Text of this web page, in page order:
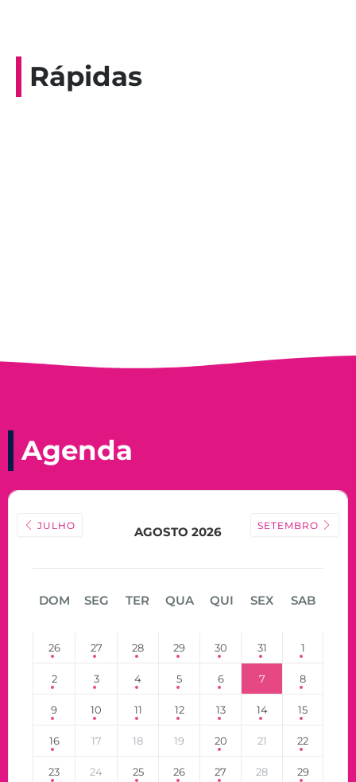
Rápidas
Agenda
JULHO AGOSTO 2026 SETEMBRO
DOM SEG TER QUA QUI SEX SAB
26 27 28 29 30 31 1
2 3 4 5 6 7 8
9 10 11 12 13 14 15
16 17 18 19 20 21 22
23 24 25 26 27 28 29